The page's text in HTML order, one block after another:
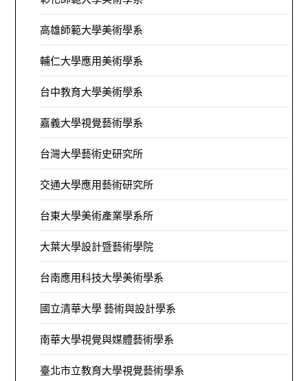
高雄師範大學美術學系
輔仁大學應用美術學系
台中教育大學美術學系
嘉義大學視覺藝術學系
台灣大學藝術史研究所
交通大學應用藝術研究所
台東大學美術產業學系所
大葉大學設計暨藝術學院
台南應用科技大學美術學系
國立清華大學 藝術與設計學系
南華大學視覺與媒體藝術學系
臺北市立教育大學視覺藝術學系